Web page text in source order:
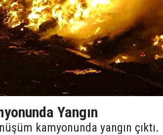
Yangın
kamyonunda yangın çıktı.